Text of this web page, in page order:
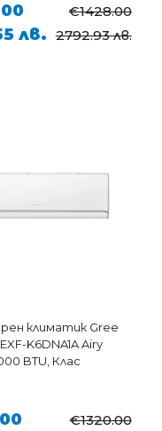
€1428.00
лв. 2792.93 лв.
климатик Gree
K6DNA1A Airy
BTU, Клас
€1320.00